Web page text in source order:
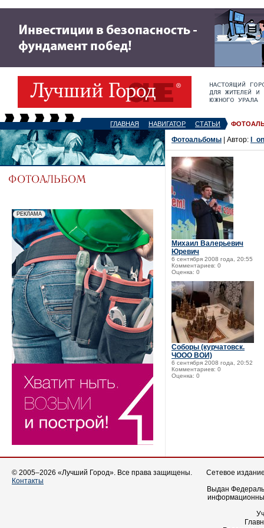
ГЛАВНАЯ НАВИГАТОР СТАТЬИ
Фотоальбомы | Автор:
Михаил Валерьевич
Юревич
6 сентября 2008 года, 20:55
Комментариев: 0
Оценка: 0
Соборы (курчатовск.
ЧООО ВОИ)
6 сентября 2008 года, 20:52
Комментариев: 0
Оценка: 0
© 2005–2026 «Лучший Город». Все права защищены.
Контакты
Сетевое
Выдан